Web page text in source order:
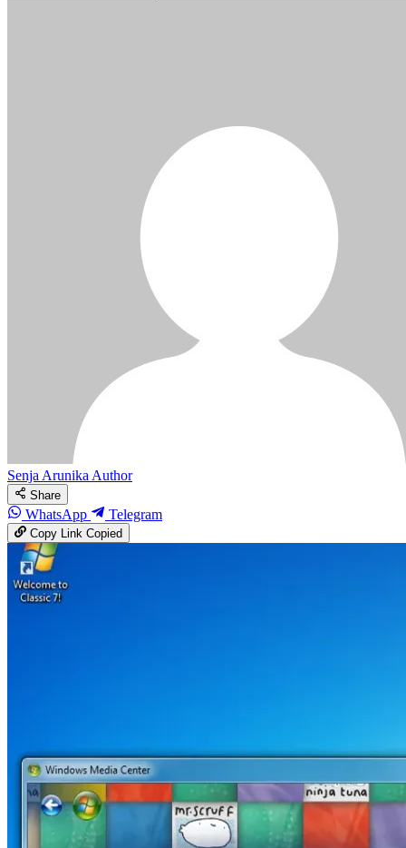
Senja ArunikaAuthor
Share
WhatsApp Telegram
Copy LinkCopied